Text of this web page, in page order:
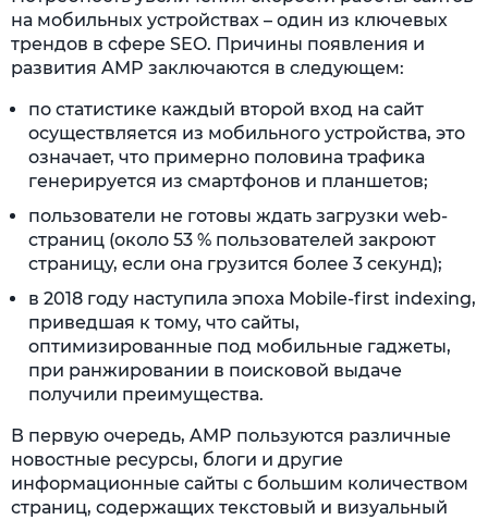
на мобильных устройствах – один из ключевых
трендов в сфере SEO. Причины появления и
развития AMP заключаются в следующем:
по статистике каждый второй вход на сайт
осуществляется из мобильного устройства, это
означает, что примерно половина трафика
генерируется из смартфонов и планшетов;
пользователи не готовы ждать загрузки web-
страниц (около 53 % пользователей закроют
страницу, если она грузится более 3 секунд);
в 2018 году наступила эпоха Mobile-first indexing,
приведшая к тому, что сайты,
оптимизированные под мобильные гаджеты,
при ранжировании в поисковой выдаче
получили преимущества.
В первую очередь, AMP пользуются различные
новостные ресурсы, блоги и другие
информационные сайты с большим количеством
страниц, содержащих текстовый и визуальный
Разделы Notification, Disqus Comments
Расширенные настройки в разделе
Какой приоритет ставит Google
Платные и бесплатные сервисы плагина
Использовать ли технологию AMP для сайта
Применение AMP для Drupal
Технология AMP для Joomla!
Применение AMP для интернет-магазинов
Каким сайтам подходит, а каким нет